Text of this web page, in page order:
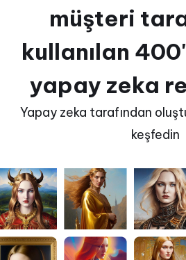
müşteri
kullanılan
yapay zeka
Yapay zeka tarafından
keşfedin